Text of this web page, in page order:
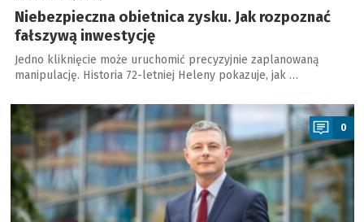
Niebezpieczna obietnica zysku. Jak rozpoznać
fałszywą inwestycję
Jedno kliknięcie może uruchomić precyzyjnie zaplanowaną
manipulację. Historia 72-letniej Heleny pokazuje, jak …
a
0